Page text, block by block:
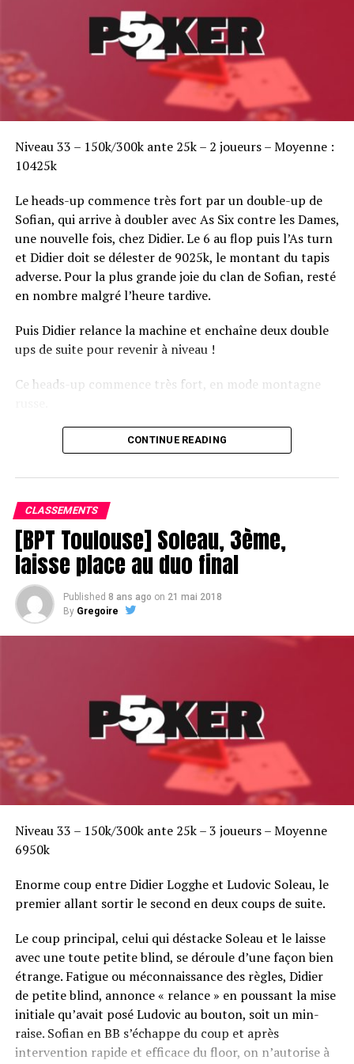
Niveau 33 – 150k/300k ante 25k – 2 joueurs – Moyenne :
10425k
Le heads-up commence très fort par un double-up de
Sofian, qui arrive à doubler avec As Six contre les Dames,
une nouvelle fois, chez Didier. Le 6 au flop puis l’As turn
et Didier doit se délester de 9025k, le montant du tapis
adverse. Pour la plus grande joie du clan de Sofian, resté
en nombre malgré l’heure tardive.
Puis Didier relance la machine et enchaîne deux double
ups de suite pour revenir à niveau !
Ce heads-up commence très fort, en mode montagne
Le champagne va réchauffer si les deux finalistes ne se décident pas !
CONTINUE READING
CLASSEMENTS
[BPT Toulouse] Soleau, 3ème,
laisse place au duo final
Published 8 ans ago on 21 mai 2018
By Gregoire
Niveau 33 – 150k/300k ante 25k – 3 joueurs – Moyenne
6950k
Enorme coup entre Didier Logghe et Ludovic Soleau, le
premier allant sortir le second en deux coups de suite.
Le coup principal, celui qui déstacke Soleau et le laisse
avec une toute petite blind, se déroule d’une façon bien
étrange. Fatigue ou méconnaissance des règles, Didier
de petite blind, annonce « relance » en poussant la mise
initiale qu’avait posé Ludovic au bouton, soit un min-
raise. Sofian en BB s’échappe du coup et après
intervention rapide et efficace du floor, on n’autorise à